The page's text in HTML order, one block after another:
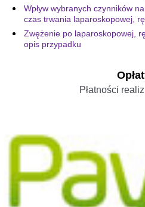
Wpływ wybranych czynników
czas trwania laparoskopowej,
Zwężenie po laparoskopowej,
opis przypadku
Płatności